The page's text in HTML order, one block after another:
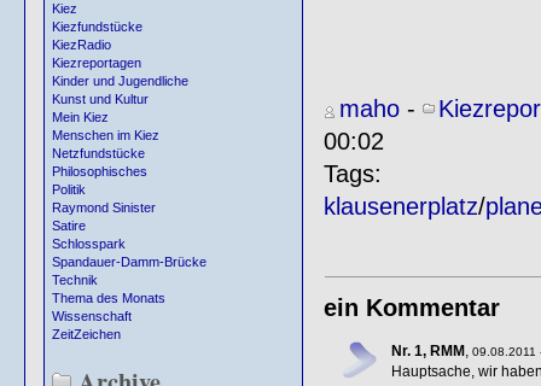
Kiez
Kiezfundstücke
KiezRadio
Kiezreportagen
Kinder und Jugendliche
Kunst und Kultur
Mein Kiez
Menschen im Kiez
Netzfundstücke
Philosophisches
Politik
Raymond Sinister
Satire
Schlosspark
Spandauer-Damm-Brücke
Technik
Thema des Monats
Wissenschaft
ZeitZeichen
maho-
00:02
Tags:
klausenerplatz/
ein Kommentar
Nr. 1, RMM , 09.08.2011
Hauptsache, wir